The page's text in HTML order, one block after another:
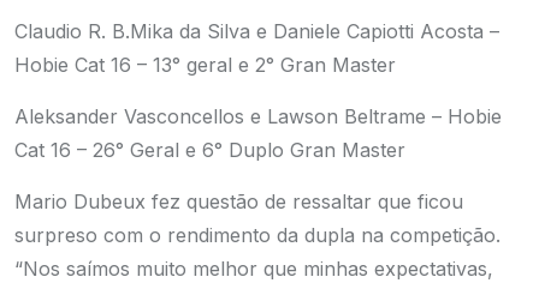
Claudio R. B.Mika da Silva e Daniele Capiotti Acosta –
Hobie Cat 16 – 13° geral e 2° Gran Master
Aleksander Vasconcellos e Lawson Beltrame – Hobie
Cat 16 – 26° Geral e 6° Duplo Gran Master
Mario Dubeux fez questão de ressaltar que ficou
surpreso com o rendimento da dupla na competição.
“Nos saímos muito melhor que minhas expectativas,